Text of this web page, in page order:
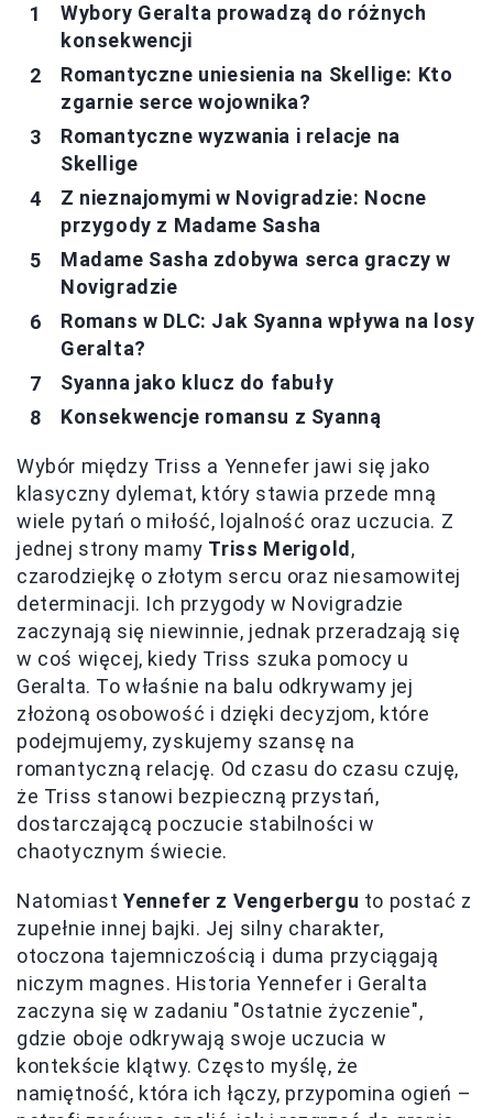
Wybory Geralta prowadzą do różnych
konsekwencji
Romantyczne uniesienia na Skellige: Kto
zgarnie serce wojownika?
Romantyczne wyzwania i relacje na
Skellige
Z nieznajomymi w Novigradzie: Nocne
przygody z Madame Sasha
Madame Sasha zdobywa serca graczy w
Novigradzie
Romans w DLC: Jak Syanna wpływa na losy
Geralta?
Syanna jako klucz do fabuły
Konsekwencje romansu z Syanną
Wybór między Triss a Yennefer jawi się jako
klasyczny dylemat, który stawia przede mną
wiele pytań o miłość, lojalność oraz uczucia. Z
jednej strony mamy Triss Merigold ,
czarodziejkę o złotym sercu oraz niesamowitej
determinacji. Ich przygody w Novigradzie
zaczynają się niewinnie, jednak przeradzają się
w coś więcej, kiedy Triss szuka pomocy u
Geralta. To właśnie na balu odkrywamy jej
złożoną osobowość i dzięki decyzjom, które
podejmujemy, zyskujemy szansę na
romantyczną relację. Od czasu do czasu czuję,
że Triss stanowi bezpieczną przystań,
dostarczającą poczucie stabilności w
chaotycznym świecie.
Natomiast Yennefer z Vengerbergu to postać z
zupełnie innej bajki. Jej silny charakter,
otoczona tajemniczością i duma przyciągają
niczym magnes. Historia Yennefer i Geralta
zaczyna się w zadaniu "Ostatnie życzenie",
gdzie oboje odkrywają swoje uczucia w
kontekście klątwy. Często myślę, że
namiętność, która ich łączy, przypomina ogień –